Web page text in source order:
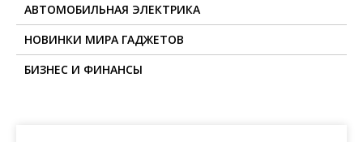
АВТОМОБИЛЬНАЯ ЭЛЕКТРИКА
НОВИНКИ МИРА ГАДЖЕТОВ
БИЗНЕС И ФИНАНСЫ